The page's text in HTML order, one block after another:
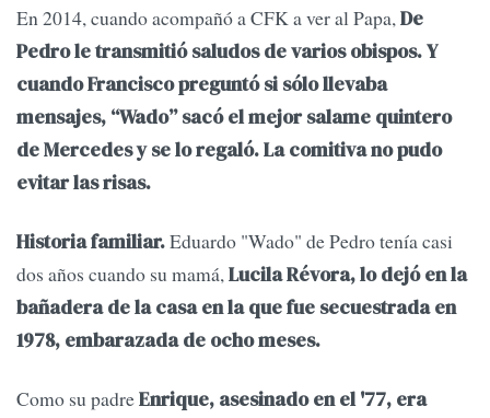
En 2014, cuando acompañó a CFK a ver al Papa, De
Pedro le transmitió saludos de varios obispos. Y
cuando Francisco preguntó si sólo llevaba
mensajes, “Wado” sacó el mejor salame quintero
de Mercedes y se lo regaló. La comitiva no pudo
evitar las risas.
Historia familiar.Eduardo "Wado" de Pedro tenía casi
dos años cuando su mamá,Lucila Révora, lo dejó en la
bañadera de la casa en la que fue secuestrada en
1978, embarazada de ocho meses.
Como su padreEnrique, asesinado en el '77, era